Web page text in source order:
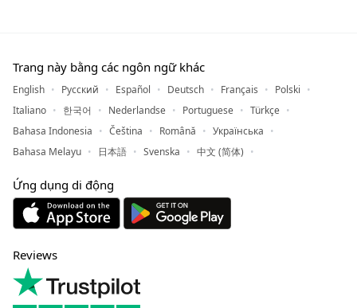
Trang này bằng các ngôn ngữ khác
English Русский Español Deutsch Français
Polski
Italiano
한국어 Nederlandse Portuguese
Türkçe
Bahasa Indonesia
Čeština Română
Українська
Bahasa Melayu
日本語 Svenska 中文 (简体)
Ứng dụng di động
Reviews